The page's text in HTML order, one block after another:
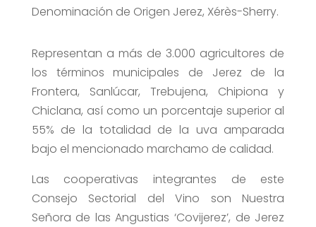
Denominación de Origen Jerez, Xérès-Sherry.
Representan a más de 3.000 agricultores de
los términos municipales de Jerez de la
Frontera, Sanlúcar, Trebujena, Chipiona y
Chiclana, así como un porcentaje superior al
55% de la totalidad de la uva amparada
bajo el mencionado marchamo de calidad.
Las cooperativas integrantes de este
Consejo Sectorial del Vino son Nuestra
Señora de las Angustias ‘Covijerez’, de Jerez